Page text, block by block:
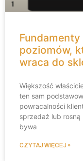
poziomów,
wraca do
Większość
ten sam
powracalności
sprzedaż lub
bywa
CZYTAJ WIĘCEJ »